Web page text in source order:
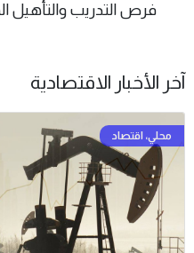
فرص التدريب والتأهيل
آخر الأخبار الاقتصادية